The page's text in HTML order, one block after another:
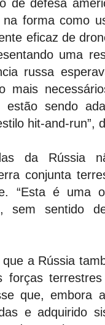
de defesa
na forma como
eficaz de
uma
russa
mais
estão sendo
hit-and-run”,
da Rússia
conjunta
“Esta é uma
sem sentido
a Rússia
forças
que, embora
e adquirido